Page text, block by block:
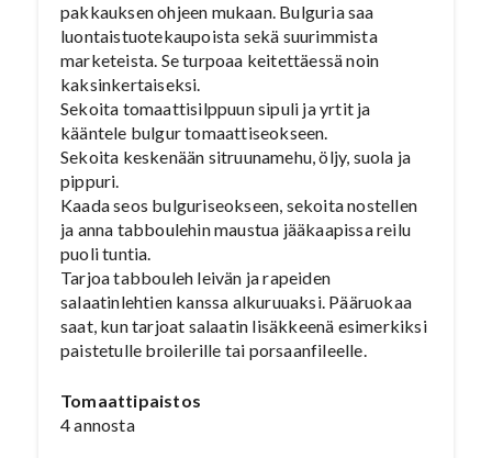
pakkauksen ohjeen mukaan. Bulguria saa
luontaistuotekaupoista sekä suurimmista
marketeista. Se turpoaa keitettäessä noin
kaksinkertaiseksi.
Sekoita tomaattisilppuun sipuli ja yrtit ja
kääntele bulgur tomaattiseokseen.
Sekoita keskenään sitruunamehu, öljy, suola ja
pippuri.
Kaada seos bulguriseokseen, sekoita nostellen
ja anna tabboulehin maustua jääkaapissa reilu
puoli tuntia.
Tarjoa tabbouleh leivän ja rapeiden
salaatinlehtien kanssa alkuruuaksi. Pääruokaa
saat, kun tarjoat salaatin lisäkkeenä esimerkiksi
paistetulle broilerille tai porsaanfileelle.
Tomaattipaistos
4 annosta